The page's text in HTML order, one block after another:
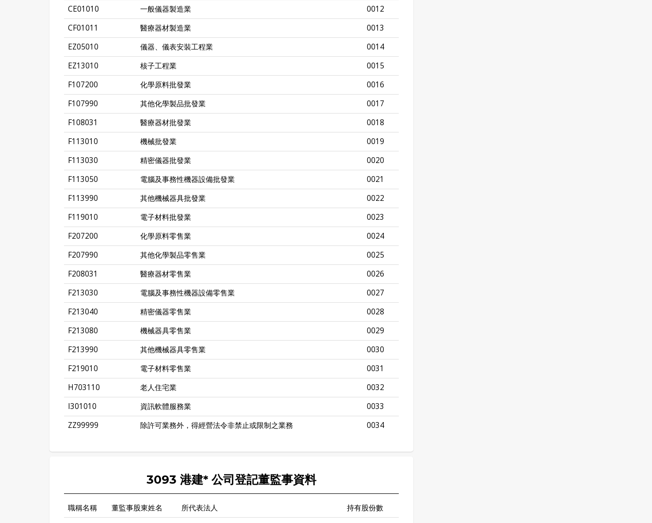
CE01010
一般儀器製造業
0012
CF01011
醫療器材製造業
0013
EZ05010
儀器、儀表安裝工程業
0014
EZ13010
核子工程業
0015
F107200
化學原料批發業
0016
F107990
其他化學製品批發業
0017
F108031
醫療器材批發業
0018
F113010
機械批發業
0019
F113030
精密儀器批發業
0020
F113050
電腦及事務性機器設備批發業
0021
F113990
其他機械器具批發業
0022
F119010
電子材料批發業
0023
F207200
化學原料零售業
0024
F207990
其他化學製品零售業
0025
F208031
醫療器材零售業
0026
F213030
電腦及事務性機器設備零售業
0027
F213040
精密儀器零售業
0028
F213080
機械器具零售業
0029
F213990
其他機械器具零售業
0030
F219010
電子材料零售業
0031
H703110
老人住宅業
0032
I301010
資訊軟體服務業
0033
ZZ99999
除許可業務外，得經營法令非禁止或限制之業務 0034
3093 港建* 公司登記董監事資料
職稱名稱 董監事股東姓名 所代表法人
持有股份數